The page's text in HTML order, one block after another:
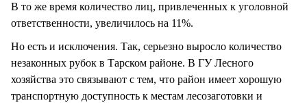
В то же время количество лиц, привлеченных к уголовной
ответственности, увеличилось на 11%.
Но есть и исключения. Так, серьезно выросло количество
незаконных рубок в Тарском районе. В ГУ Лесного
хозяйства это связывают с тем, что район имеет хорошую
транспортную доступность к местам лесозаготовки и